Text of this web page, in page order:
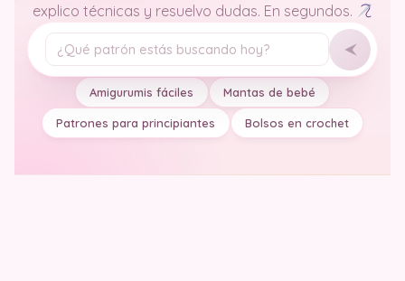
explico técnicas y resuelvo dudas. En segundos.
Tu pregunta
Amigurumis fáciles Mantas de bebé
Patrones para principiantes Bolsos en crochet